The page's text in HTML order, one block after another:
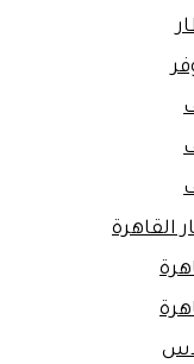
القاهرة